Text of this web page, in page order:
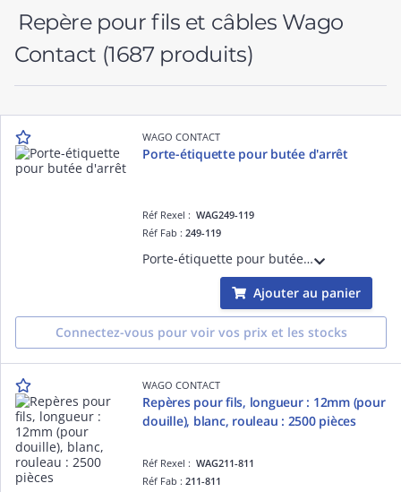
Repère pour fils et câbles Wago
Contact (1687 produits)
WAGO CONTACT
Porte-étiquette pour butée d'arrêt
Réf Rexel :WAG249-119
Réf Fab :249-119
Porte-étiquette pour butée d'arrêt
Ajouter au panier
Connectez-vous pour voir vos prix et les stocks
WAGO CONTACT
Repères pour fils, longueur : 12mm (pour
douille), blanc, rouleau : 2500 pièces
Réf Rexel :WAG211-811
Réf Fab :211-811